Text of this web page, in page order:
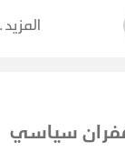
المزيد
سياسي